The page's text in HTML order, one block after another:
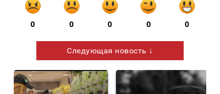
0 0 0 0 0
Следующая новость ↓